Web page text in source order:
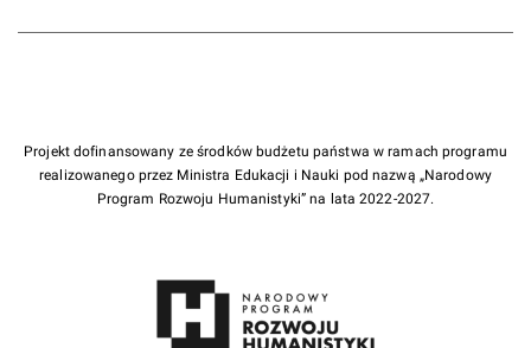
Projekt dofinansowany ze środków budżetu państwa w ramach programu
realizowanego przez Ministra Edukacji i Nauki pod nazwą „Narodowy
Program Rozwoju Humanistyki” na lata 2022-2027.